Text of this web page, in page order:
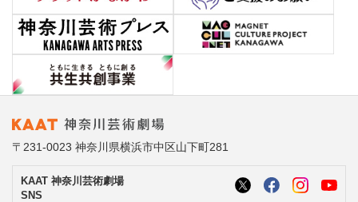
〒231-0023 神奈川県横浜市中区山下町281
KAAT 神奈川芸術劇場
SNS